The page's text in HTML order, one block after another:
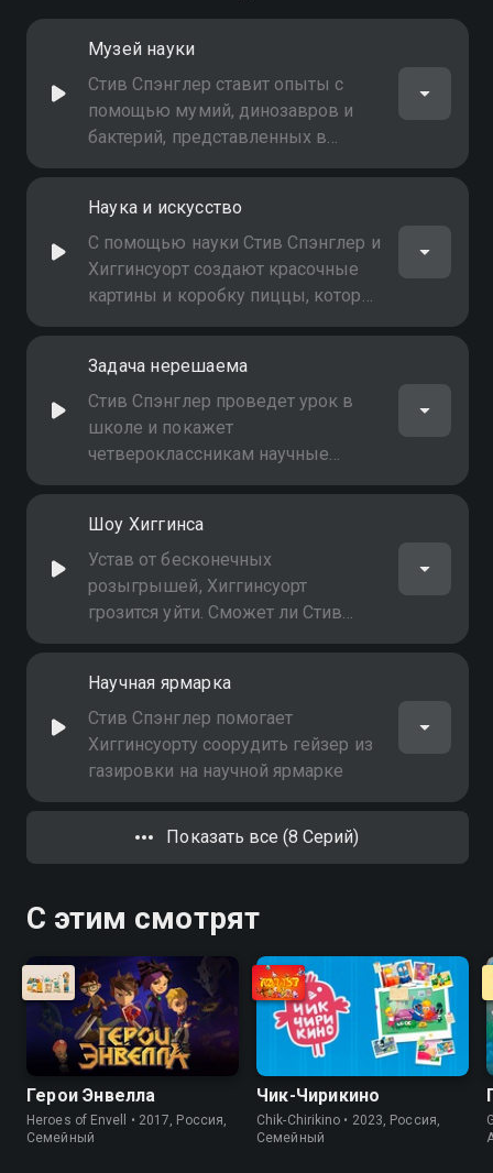
Музей науки
Стив Спэнглер ставит опыты с
помощью мумий, динозавров и
бактерий, представленных в
Денверском музее науки и
будет, если смешать 10 тысяч
шариков для пинг-понга с
корзинами взрывчатки
Наука и искусство
С помощью науки Стив Спэнглер и
Хиггинсуорт создают красочные
картины и коробку пиццы, которая
доставляет саму себя
Задача нерешаема
Стив Спэнглер проведет урок в
школе и покажет
четвероклассникам научные
фокусы
Шоу Хиггинса
Устав от бесконечных
розыгрышей, Хиггинсуорт
грозится уйти. Сможет ли Стив
вернуть его с помощью науки?
Научная ярмарка
Стив Спэнглер помогает
Хиггинсуорту соорудить гейзер из
газировки на научной ярмарке
Показать все (8 Серий)
С этим смотрят
Герои Энвелла
Heroes of Envell • 2017, Россия,
Cемейный
Чик-Чирикино
Chik-Chirikino • 2023, Россия,
Cемейный